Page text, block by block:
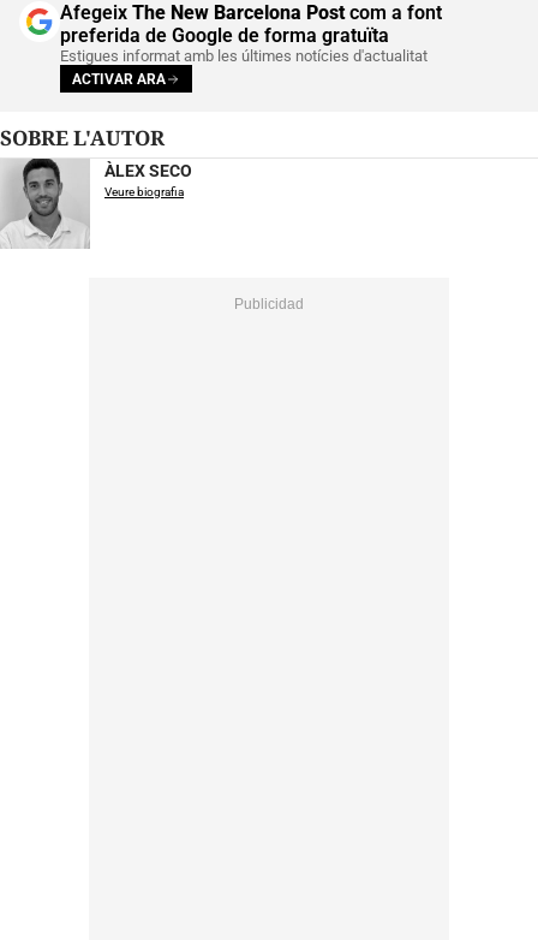
Afegeix The New Barcelona Postcom a font
preferida de Google de forma gratuïta
Estigues informat amb les últimes notícies d'actualitat
ACTIVAR ARA
SOBRE L'AUTOR
ÀLEX SECO
Veure biografia